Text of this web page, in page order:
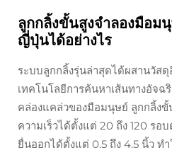
ลูกกลิ้งขั้นสูงจำลองมือม
ญี่ปุ่นได้อย่างไร
ระบบลูกกลิ้งรุ่นล่าสุดได้ผสานวัสดุ
เทคโนโลยีการค้นหาเส้นทางอัจฉ
คล่องแคล่วของมือมนุษย์ ลูกกลิ้งขั้
ความเร็วได้ตั้งแต่ 20 ถึง 120 รอ
ยื่นออกได้ตั้งแต่ 0.5 ถึง 4.5 นิ้ว ท